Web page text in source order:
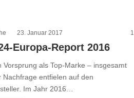
23. Januar 2017 1
Europa-Report 2016
Vorsprung als Top-Marke – insgesamt
Nachfrage entfielen auf den
Im Jahr 2016…